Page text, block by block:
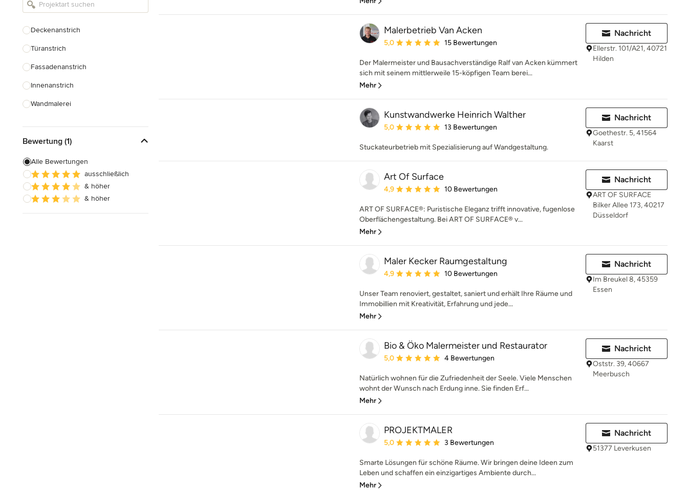
Deckenanstrich
Türanstrich
Fassadenanstrich
Innenanstrich
Wandmalerei
Tapezierung
Alle anzeigen
Bewertung (1)
Alle Bewertungen
ausschließlich
& höher
& höher
Malerbetrieb Van Acken
Durchschnittliche Bewertung: 5 von 5 Sternen
5,0 15 Bewertungen
Der Malermeister und Bausachverständige Ralf van Acken kümmert
sich mit seinem mittlerweile 15-köpfigen Team berei...
Mehr
Nachricht
Ellerstr. 101/A21, 40721
Hilden
Kunstwandwerke Heinrich Walther
Durchschnittliche Bewertung: 5 von 5 Sternen
5,0 13 Bewertungen
Stuckateurbetrieb mit Spezialisierung auf Wandgestaltung.
Nachricht
Goethestr. 5, 41564
Kaarst
Art Of Surface
Durchschnittliche Bewertung: 4.9 von 5 Sternen
4,9 10 Bewertungen
ART OF SURFACE®: Puristische Eleganz trifft innovative, fugenlose
Oberflächengestaltung. Bei ART OF SURFACE® v...
Mehr
Nachricht
ART OF SURFACE
Bilker Allee 173, 40217
Düsseldorf
Maler Kecker Raumgestaltung
Durchschnittliche Bewertung: 4.9 von 5 Sternen
4,9 10 Bewertungen
Unser Team renoviert, gestaltet, saniert und erhält Ihre Räume und
Immobillien mit Kreativität, Erfahrung und jede...
Mehr
Nachricht
Im Breukel 8, 45359
Essen
Bio & Öko Malermeister und Restaurator
Durchschnittliche Bewertung: 5 von 5 Sternen
5,0 4 Bewertungen
Natürlich wohnen für die Zufriedenheit der Seele. Viele Menschen
wohnt der Wunsch nach Erdung inne. Sie finden Erf...
Mehr
Nachricht
Oststr. 39, 40667
Meerbusch
PROJEKTMALER
Durchschnittliche Bewertung: 5 von 5 Sternen
5,0 3 Bewertungen
Smarte Lösungen für schöne Räume. Wir bringen deine Ideen zum
Leben und schaffen ein einzigartiges Ambiente durch...
Mehr
Nachricht
51377 Leverkusen